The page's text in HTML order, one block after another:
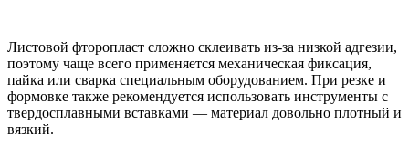
Листовой фторопласт сложно склеивать из-за низкой адгезии,
поэтому чаще всего применяется механическая фиксация,
пайка или сварка специальным оборудованием. При резке и
формовке также рекомендуется использовать инструменты с
твердосплавными вставками — материал довольно плотный и
вязкий.